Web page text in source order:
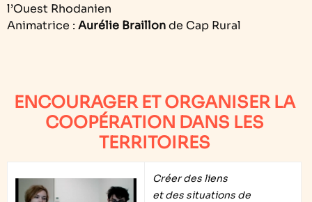
l’Ouest Rhodanien
Animatrice : Aurélie Braillonde Cap Rural
ENCOURAGER ET ORGANISER LA
COOPÉRATION DANS LES
TERRITOIRES
Créer des liens
et des situations de